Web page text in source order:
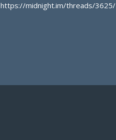
https://midnight.im/threads/3625/